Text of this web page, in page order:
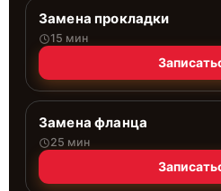
Замена прокладки
15 мин
Замена фланца
25 мин